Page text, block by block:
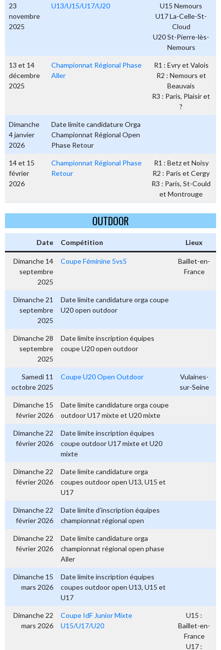
23
novembre
2025
U13/U15/U17/U20
U15 Nemours
U17 La-Celle-St-
Cloud
U20 St-Pierre-lès-
Nemours
13 et 14
décembre
2025
Championnat Régional Phase
Aller
R1 : Evry et Valois
R2 : Nemours et
Beauvais
R3 : Paris, Plaisir et
?
Dimanche
4 janvier
2026
Date limite candidature Orga
Championnat Régional Open
Phase Retour
14 et 15
février
2026
Championnat Régional Phase
Retour
R1 : Betz et Noisy
R2 : Paris et Cergy
R3 : Paris, St-Could
et Montrouge
OUTDOOR
Date Compétition Lieux
Dimanche 14
septembre
2025
Coupe Féminine 5vs5
Baillet-en-
France
Dimanche 21
septembre
2025
Date limite candidature orga coupe
U20 open outdoor
Dimanche 28
septembre
2025
Date limite inscription équipes
coupe U20 open outdoor
Samedi 11
octobre 2025
Coupe U20 Open Outdoor
Vulaines-
sur-Seine
Dimanche 15
février 2026
Date limite candidature orga coupe
outdoor U17 mixte et U20 mixte
Dimanche 22
février 2026
Date limite inscription équipes
coupe outdoor U17 mixte et U20
mixte
Dimanche 22
février 2026
Date limite candidature orga
coupes outdoor open U13, U15 et
U17
Dimanche 22
février 2026
Date limite d’inscription équipes
championnat régional open
Dimanche 22
février 2026
Date limite candidature orga
championnat régional open phase
Aller
Dimanche 15
mars 2026
Date limite inscription équipes
coupes outdoor open U13, U15 et
U17
Dimanche 22
mars 2026
Coupe IdF Junior Mixte
U15/U17/U20
U15 :
Baillet-en-
France
U17 :